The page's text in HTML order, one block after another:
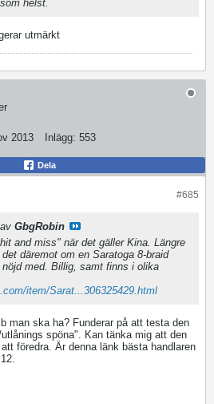
helst.
utmärkt
2013 Inlägg: 553
Dela
#685
GbgRobin
and miss" när det gäller Kina. Längre
däremot om en Saratoga 8-braid
med. Billig, samt finns i olika
item/Sarat...306325429.html
man ska ha? Funderar på att testa den
spöna". Kan tänka mig att den
föredra. Är denna länk bästa handlaren